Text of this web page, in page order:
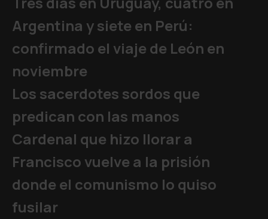
Argentina y siete en Perú:
confirmado el viaje de León en
noviembre
Los sacerdotes sordos que
predican con las manos
Cardenal que hizo llorar a
Francisco vuelve a la prisión
donde el comunismo lo quiso
fusilar